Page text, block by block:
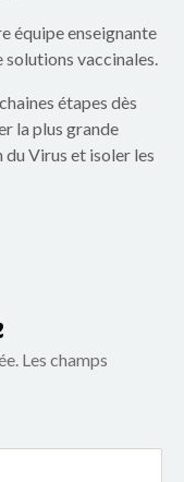
équipe enseignante
solutions vaccinales.
étapes dès
la plus grande
Virus et isoler les
Les champs